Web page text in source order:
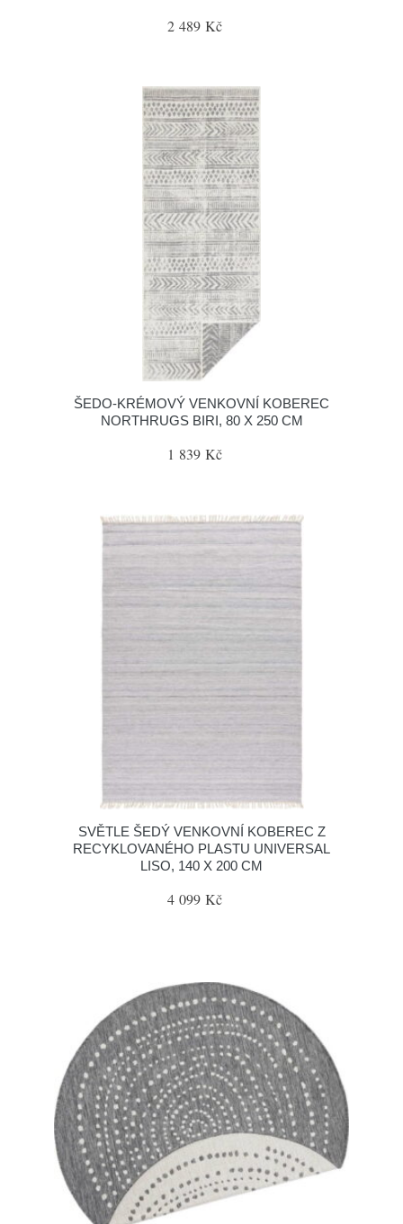
2 489 Kč
ŠEDO-KRÉMOVÝ VENKOVNÍ KOBEREC
NORTHRUGS BIRI, 80 X 250 CM
1 839 Kč
SVĚTLE ŠEDÝ VENKOVNÍ KOBEREC Z
RECYKLOVANÉHO PLASTU UNIVERSAL
LISO, 140 X 200 CM
4 099 Kč